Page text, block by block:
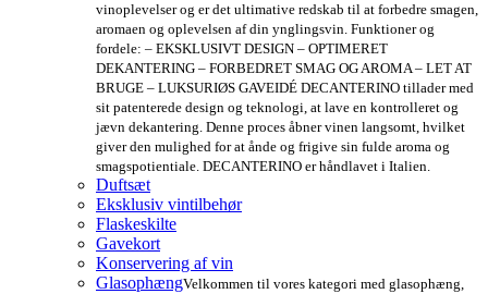
vinoplevelser og er det ultimative redskab til at forbedre smagen,
aromaen og oplevelsen af din ynglingsvin. Funktioner og
fordele: – EKSKLUSIVT DESIGN – OPTIMERET
DEKANTERING – FORBEDRET SMAG OG AROMA – LET AT
BRUGE – LUKSURIØS GAVEIDÉ DECANTERINO tillader med
sit patenterede design og teknologi, at lave en kontrolleret og
jævn dekantering. Denne proces åbner vinen langsomt, hvilket
giver den mulighed for at ånde og frigive sin fulde aroma og
smagspotientiale. DECANTERINO er håndlavet i Italien.
Duftsæt
Eksklusiv vintilbehør
Flaskeskilte
Gavekort
Konservering af vin
GlasophængVelkommen til vores kategori med glasophæng,